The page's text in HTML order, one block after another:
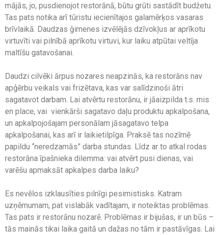
mājās, jo, pusdienojot restorānā, būtu grūti sastādīt budžetu.
Tas pats notika arī tūristu iecienītajos galamērķos vasaras
brīvlaikā. Daudzas ģimenes izvēlējās dzīvokļus ar aprīkotu
virtuvīti vai pilnībā aprīkotu virtuvi, kur laiku atpūtai veltīja
maltīšu gatavošanai.
Daudzi cilvēki ārpus nozares neapzinās, ka restorāns nav
apģērbu veikals vai frizētava, kas var salīdzinoši ātri
sagatavot darbam. Lai atvērtu restorānu, ir jāaizpilda t.s. mis
en place, vai vienkārši sagatavo daļu produktu apkalpošana,
un apkalpojošajam personālam jāsagatavo telpa
apkalpošanai, kas arī ir laikietilpīga. Praksē tas nozīmē
papildu “neredzamās” darba stundas. Līdz ar to atkal rodas
restorāna īpašnieka dilemma: vai atvērt pusi dienas, vai
varēšu apmaksāt apkalpes darba laiku?
Es nevēlos izklausīties pilnīgi pesimistisks. Katram
uzņēmumam, pat vislabāk vadītajam, ir noteiktas problēmas.
Tas pats ir restorānu nozarē. Problēmas ir bijušas, ir un būs –
tās mainās tikai laika gaitā un dažas no tām ir pastāvīgas. Lai